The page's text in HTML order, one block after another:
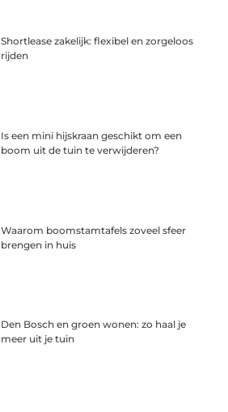
Shortlease zakelijk: flexibel en zorgeloos
rijden
Is een mini hijskraan geschikt om een
boom uit de tuin te verwijderen?
Waarom boomstamtafels zoveel sfeer
brengen in huis
Den Bosch en groen wonen: zo haal je
meer uit je tuin